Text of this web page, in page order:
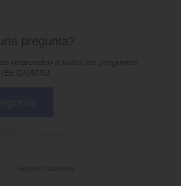
pregunta?
responden a todas tus preguntas
GRATIS!